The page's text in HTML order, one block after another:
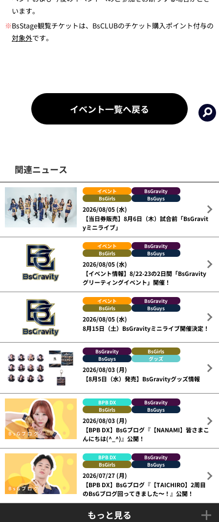
います。
※BsStage観覧チケットは、BsCLUBのチケット購入ポイント付与の
対象外です。
イベント一覧へ戻る
関連ニュース
イベント
BsGravity
BsGirls
BsGuys
2026/08/05 (水)
【当日券販売】8月6日（木）試合前「BsGravit
yミニライブ」
イベント
BsGravity
BsGirls
BsGuys
2026/08/05 (水)
【イベント情報】8/22-23の2日間「BsGravity
グリーティングイベント」開催！
イベント
BsGravity
BsGirls
BsGuys
2026/08/05 (水)
8月15日（土）BsGravityミニライブ開催決定！
BsGravity
BsGirls
BsGuys
グッズ
2026/08/03 (月)
【8月5日（水）発売】BsGravityグッズ情報
BPB DX
BsGravity
BsGirls
BsGuys
2026/08/03 (月)
【BPB DX】BsGブログ『【NANAMI】皆さまこ
んにちは(^_^)』公開！
BPB DX
BsGravity
BsGirls
BsGuys
2026/07/27 (月)
【BPB DX】BsGブログ『【TAICHIRO】2周目
のBsGブログ回ってきました〜！』公開！
もっと見る